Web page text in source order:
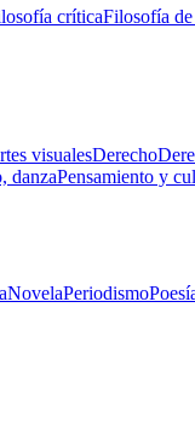
críticaFilosofía
visualesDerecho
danzaPensamiento y
NovelaPeriodismo